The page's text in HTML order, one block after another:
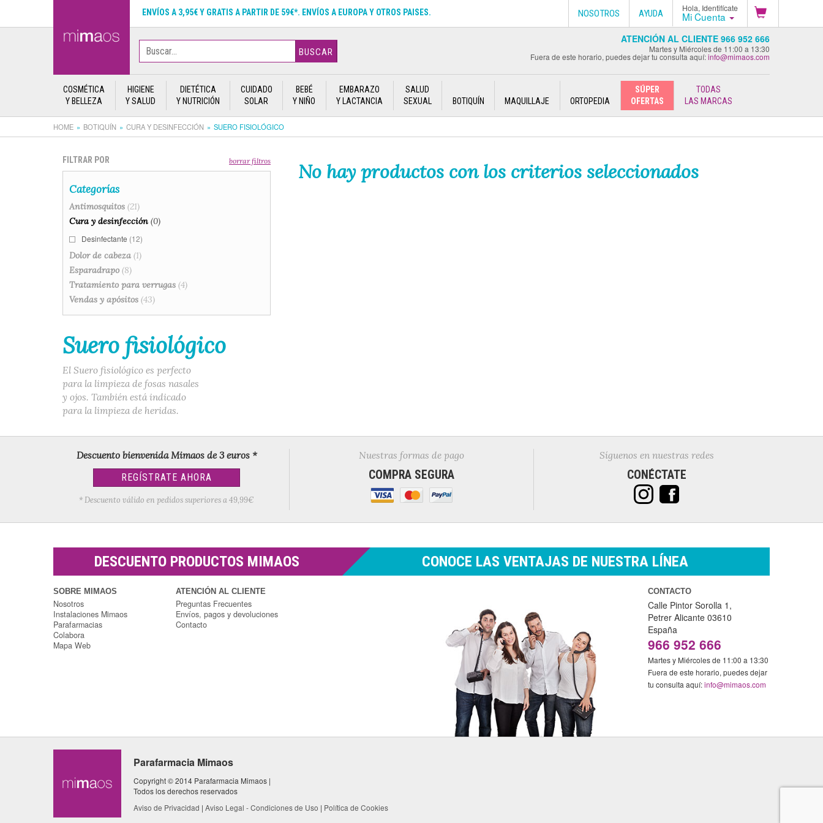
ENVÍOS A 3,95€ Y GRATIS A PARTIR DE 59€*. ENVÍOS A EUROPA Y OTROS PAISES. Hola, Identifícate
Mi Cuenta
AYUDA
NOSOTROS
BUSCAR
ATENCIÓN AL CLIENTE 966 952 666
Martes y Miércoles de 11:00 a 13:30
Fuera de este horario, puedes dejar tu consulta aquí:info@mimaos.com
COSMÉTICA
Y BELLEZA
HIGIENE
Y SALUD
DIETÉTICA
Y NUTRICIÓN
CUIDADO
SOLAR
BEBÉ
Y NIÑO
EMBARAZO
Y LACTANCIA
SALUD
SEXUAL
BOTIQUÍN MAQUILLAJE ORTOPEDIA
SÚPER
OFERTAS
TODAS
LAS MARCAS
HOME BOTIQUÍN CURA Y DESINFECCIÓN SUERO FISIOLÓGICO
FILTRAR POR borrar filtros
Categorías
Antimosquitos (21)
Cura y desinfección (0)
Desinfectante (12)
Dolor de cabeza (1)
Esparadrapo (8)
Tratamiento para verrugas (4)
Vendas y apósitos (43)
Suero fisiológico
El Suero fisiológico es perfecto
para la limpieza de fosas nasales
y ojos. También está indicado
para la limpieza de heridas.
No hay productos con los criterios seleccionados
Descuento bienvenida Mimaos de 3 euros *
REGÍSTRATE AHORA
* Descuento válido en pedidos superiores a 49,99€
Nuestras formas de pago
COMPRA SEGURA
Síguenos en nuestras redes
CONÉCTATE
DESCUENTO PRODUCTOS MIMAOS CONOCE LAS VENTAJAS DE NUESTRA LÍNEA
SOBRE MIMAOS
Nosotros
Instalaciones Mimaos
Parafarmacias
Colabora
Mapa Web
ATENCIÓN AL CLIENTE
Preguntas Frecuentes
Envíos, pagos y devoluciones
Contacto
CONTACTO
Calle Pintor Sorolla 1,
Petrer Alicante 03610
España
966 952 666
Martes y Miércoles de 11:00 a 13:30
Fuera de este horario, puedes dejar
tu consulta aquí:info@mimaos.com
Parafarmacia Mimaos
Copyright © 2014 Parafarmacia Mimaos |
Todos los derechos reservados
Aviso de Privacidad |Aviso Legal - Condiciones de Uso | Política de Cookies